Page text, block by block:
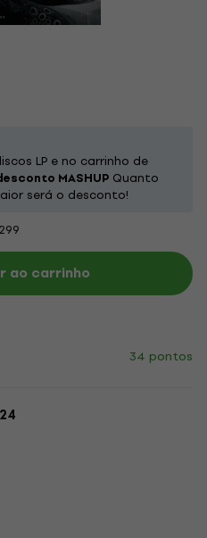
LP e no carrinho de
MASHUP Quanto
será o desconto!
ao carrinho
34 pontos